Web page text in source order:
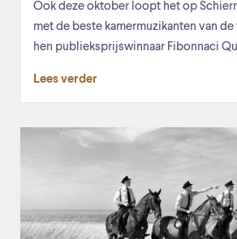
Ook deze oktober loopt het op
met de beste kamermuzikanten van
hen publieksprijswinnaar Fibonnaci
Lees verder